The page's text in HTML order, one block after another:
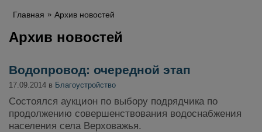
Главная Архив новостей
Архив новостей
Водопровод: очередной этап
17.09.2014 в Благоустройство
Состоялся аукцион по выбору подрядчика по
продолжению совершенствования водоснабжения
населения села Верховажья.